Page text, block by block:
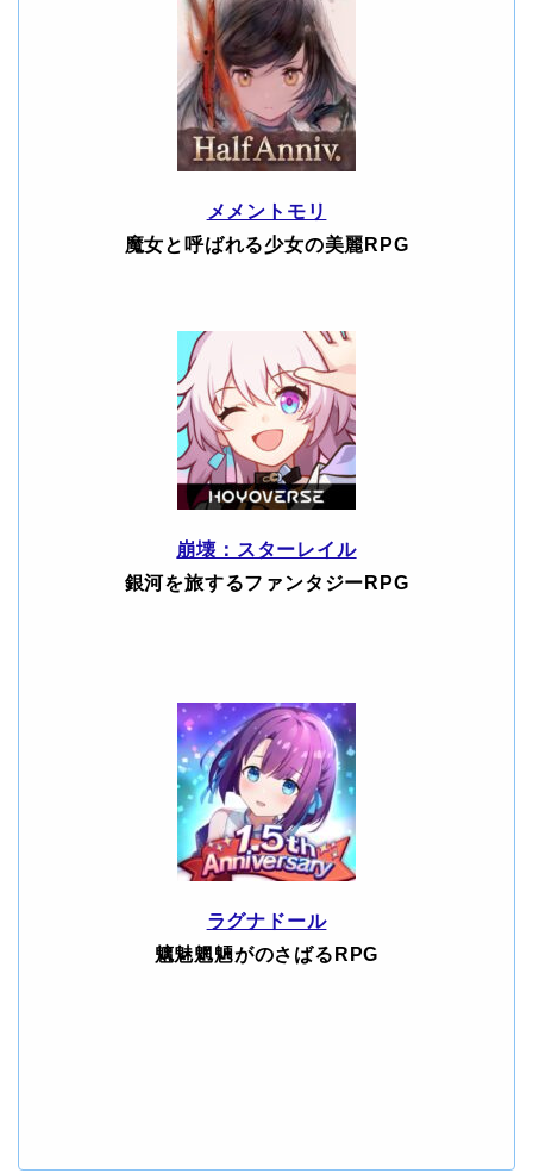
メメントモリ
魔女と呼ばれる少女の美麗RPG
崩壊：スターレイル
銀河を旅するファンタジーRPG
ラグナドール
魑魅魍魎がのさばるRPG